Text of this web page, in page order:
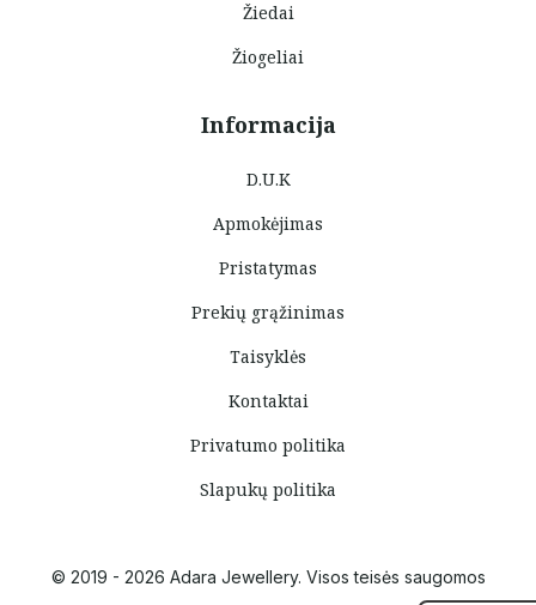
Žiedai
Žiogeliai
Informacija
D.U.K
Apmokėjimas
Pristatymas
Prekių grąžinimas
Taisyklės
Kontaktai
Privatumo politika
Slapukų politika
© 2019 - 2026 Adara Jewellery. Visos teisės saugomos